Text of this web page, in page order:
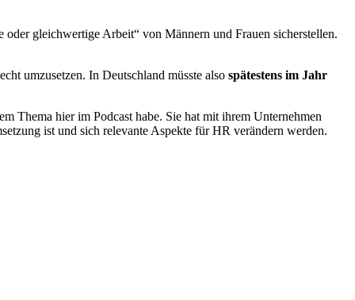
gleichwertige Arbeit“ von Männern und Frauen sicherstellen.
umzusetzen. In Deutschland müsste also spätestens im Jahr
Thema hier im Podcast habe. Sie hat mit ihrem Unternehmen
ist und sich relevante Aspekte für HR verändern werden.